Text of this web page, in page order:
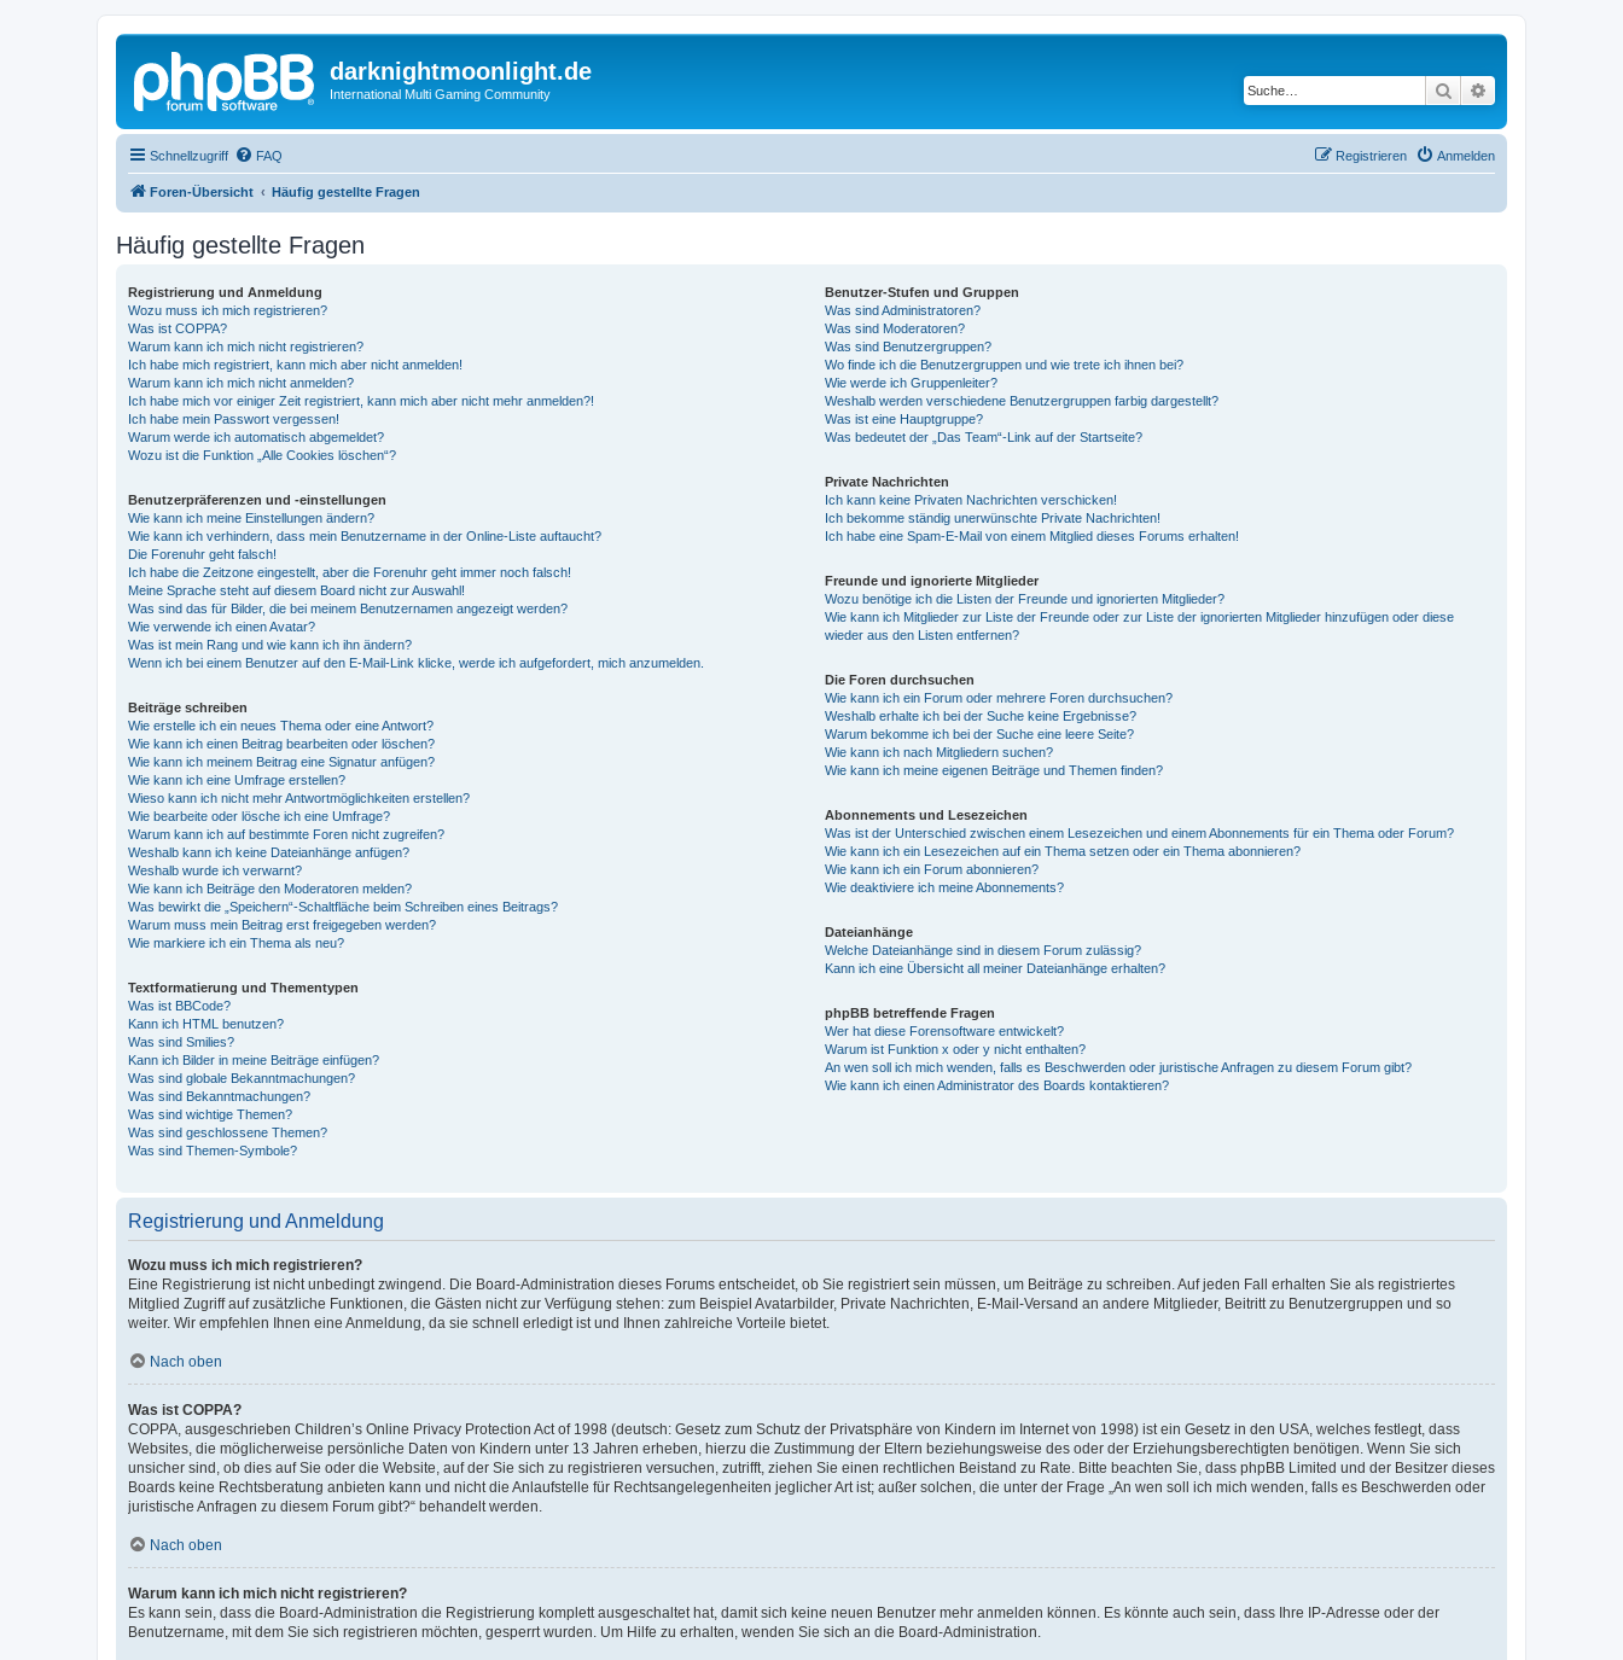
darknightmoonlight.de
International Multi Gaming Community Suche
Schnellzugriff FAQ Anmelden
Registrieren
Foren-Übersicht Häufig gestellte Fragen
Häufig gestellte Fragen
Registrierung und Anmeldung
Wozu muss ich mich registrieren?
Was ist COPPA?
Warum kann ich mich nicht registrieren?
Ich habe mich registriert, kann mich aber nicht anmelden!
Warum kann ich mich nicht anmelden?
Ich habe mich vor einiger Zeit registriert, kann mich aber nicht mehr anmelden?!
Ich habe mein Passwort vergessen!
Warum werde ich automatisch abgemeldet?
Wozu ist die Funktion „Alle Cookies löschen“?
Benutzerpräferenzen und -einstellungen
Wie kann ich meine Einstellungen ändern?
Wie kann ich verhindern, dass mein Benutzername in der Online-Liste auftaucht?
Die Forenuhr geht falsch!
Ich habe die Zeitzone eingestellt, aber die Forenuhr geht immer noch falsch!
Meine Sprache steht auf diesem Board nicht zur Auswahl!
Was sind das für Bilder, die bei meinem Benutzernamen angezeigt werden?
Wie verwende ich einen Avatar?
Was ist mein Rang und wie kann ich ihn ändern?
Wenn ich bei einem Benutzer auf den E-Mail-Link klicke, werde ich aufgefordert, mich anzumelden.
Beiträge schreiben
Wie erstelle ich ein neues Thema oder eine Antwort?
Wie kann ich einen Beitrag bearbeiten oder löschen?
Wie kann ich meinem Beitrag eine Signatur anfügen?
Wie kann ich eine Umfrage erstellen?
Wieso kann ich nicht mehr Antwortmöglichkeiten erstellen?
Wie bearbeite oder lösche ich eine Umfrage?
Warum kann ich auf bestimmte Foren nicht zugreifen?
Weshalb kann ich keine Dateianhänge anfügen?
Weshalb wurde ich verwarnt?
Wie kann ich Beiträge den Moderatoren melden?
Was bewirkt die „Speichern“-Schaltfläche beim Schreiben eines Beitrags?
Warum muss mein Beitrag erst freigegeben werden?
Wie markiere ich ein Thema als neu?
Textformatierung und Thementypen
Was ist BBCode?
Kann ich HTML benutzen?
Was sind Smilies?
Kann ich Bilder in meine Beiträge einfügen?
Was sind globale Bekanntmachungen?
Was sind Bekanntmachungen?
Was sind wichtige Themen?
Was sind geschlossene Themen?
Was sind Themen-Symbole?
Benutzer-Stufen und Gruppen
Was sind Administratoren?
Was sind Moderatoren?
Was sind Benutzergruppen?
Wo finde ich die Benutzergruppen und wie trete ich ihnen bei?
Wie werde ich Gruppenleiter?
Weshalb werden verschiedene Benutzergruppen farbig dargestellt?
Was ist eine Hauptgruppe?
Was bedeutet der „Das Team“-Link auf der Startseite?
Private Nachrichten
Ich kann keine Privaten Nachrichten verschicken!
Ich bekomme ständig unerwünschte Private Nachrichten!
Ich habe eine Spam-E-Mail von einem Mitglied dieses Forums erhalten!
Freunde und ignorierte Mitglieder
Wozu benötige ich die Listen der Freunde und ignorierten Mitglieder?
Wie kann ich Mitglieder zur Liste der Freunde oder zur Liste der ignorierten Mitglieder hinzufügen oder diese
wieder aus den Listen entfernen?
Die Foren durchsuchen
Wie kann ich ein Forum oder mehrere Foren durchsuchen?
Weshalb erhalte ich bei der Suche keine Ergebnisse?
Warum bekomme ich bei der Suche eine leere Seite?
Wie kann ich nach Mitgliedern suchen?
Wie kann ich meine eigenen Beiträge und Themen finden?
Abonnements und Lesezeichen
Was ist der Unterschied zwischen einem Lesezeichen und einem Abonnements für ein Thema oder Forum?
Wie kann ich ein Lesezeichen auf ein Thema setzen oder ein Thema abonnieren?
Wie kann ich ein Forum abonnieren?
Wie deaktiviere ich meine Abonnements?
Dateianhänge
Welche Dateianhänge sind in diesem Forum zulässig?
Kann ich eine Übersicht all meiner Dateianhänge erhalten?
phpBB betreffende Fragen
Wer hat diese Forensoftware entwickelt?
Warum ist Funktion x oder y nicht enthalten?
An wen soll ich mich wenden, falls es Beschwerden oder juristische Anfragen zu diesem Forum gibt?
Wie kann ich einen Administrator des Boards kontaktieren?
Registrierung und Anmeldung
Wozu muss ich mich registrieren?
Eine Registrierung ist nicht unbedingt zwingend. Die Board-Administration dieses Forums entscheidet, ob Sie registriert sein müssen, um Beiträge zu schreiben. Auf jeden Fall erhalten Sie als registriertes
Mitglied Zugriff auf zusätzliche Funktionen, die Gästen nicht zur Verfügung stehen: zum Beispiel Avatarbilder, Private Nachrichten, E-Mail-Versand an andere Mitglieder, Beitritt zu Benutzergruppen und so
weiter. Wir empfehlen Ihnen eine Anmeldung, da sie schnell erledigt ist und Ihnen zahlreiche Vorteile bietet.
Nach oben
Was ist COPPA?
COPPA, ausgeschrieben Children’s Online Privacy Protection Act of 1998 (deutsch: Gesetz zum Schutz der Privatsphäre von Kindern im Internet von 1998) ist ein Gesetz in den USA, welches festlegt, dass
Websites, die möglicherweise persönliche Daten von Kindern unter 13 Jahren erheben, hierzu die Zustimmung der Eltern beziehungsweise des oder der Erziehungsberechtigten benötigen. Wenn Sie sich
unsicher sind, ob dies auf Sie oder die Website, auf der Sie sich zu registrieren versuchen, zutrifft, ziehen Sie einen rechtlichen Beistand zu Rate. Bitte beachten Sie, dass phpBB Limited und der Besitzer dieses
Boards keine Rechtsberatung anbieten kann und nicht die Anlaufstelle für Rechtsangelegenheiten jeglicher Art ist; außer solchen, die unter der Frage „An wen soll ich mich wenden, falls es Beschwerden oder
juristische Anfragen zu diesem Forum gibt?“ behandelt werden.
Nach oben
Warum kann ich mich nicht registrieren?
Es kann sein, dass die Board-Administration die Registrierung komplett ausgeschaltet hat, damit sich keine neuen Benutzer mehr anmelden können. Es könnte auch sein, dass Ihre IP-Adresse oder der
Benutzername, mit dem Sie sich registrieren möchten, gesperrt wurden. Um Hilfe zu erhalten, wenden Sie sich an die Board-Administration.